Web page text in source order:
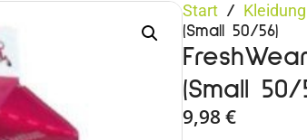
Start / Kleidung
(Small 50/56)
(Small 50/
9,98 €